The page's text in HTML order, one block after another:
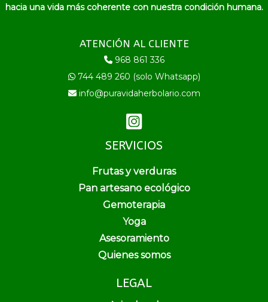
hacia una vida más coherente con nuestra condición humana.
ATENCIÓN AL CLIENTE
968 861 336
744 489 260 (solo Whatsapp)
info@puravidaherbolario.com
SERVICIOS
Frutas y verduras
Pan artesano ecológico
Gemoterapia
Yoga
Asesoramiento
Quienes somos
LEGAL